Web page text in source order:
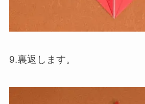
9.裏返します。